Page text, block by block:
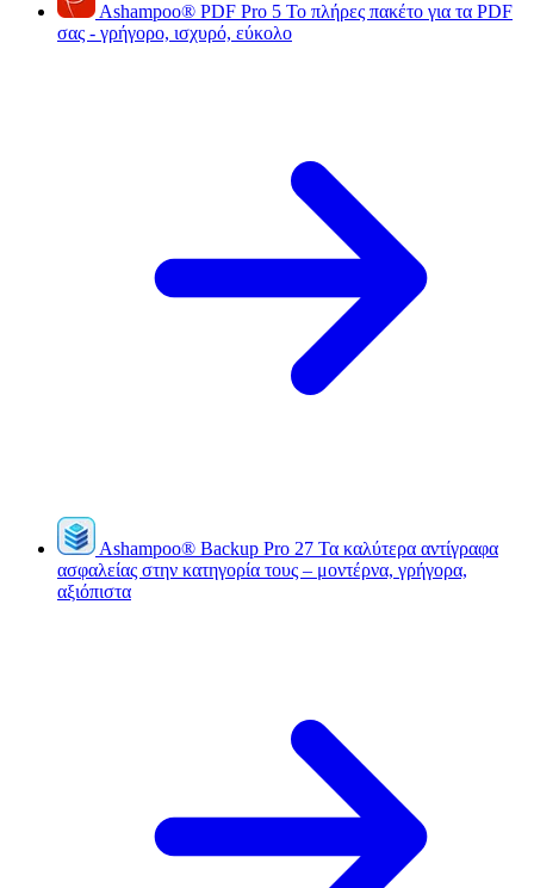
Ashampoo® PDF Pro 5 Το πλήρες πακέτο για τα PDF
σας - γρήγορο, ισχυρό, εύκολο
Ashampoo® Backup Pro 27 Τα καλύτερα αντίγραφα
ασφαλείας στην κατηγορία τους – μοντέρνα, γρήγορα,
αξιόπιστα